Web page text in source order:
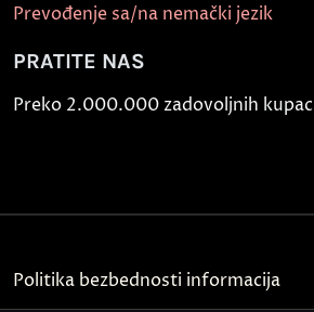
Prevođenje sa/na nemački jezik
PRATITE NAS
Preko 2.000.000 zadovoljnih
Politika bezbednosti informacija